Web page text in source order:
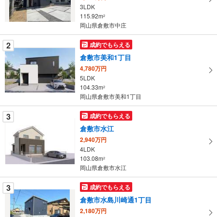
・
条
件
を
マ
イ
ペ
ー
に
保
る
3LDK
115.92m2
岡山県倉敷市中庄
2 成約でもらえる
倉敷市美和1丁目
4,780万円
5LDK
104.33m2
岡山県倉敷市美和1丁目
3 成約でもらえる
倉敷市水江
2,940万円
4LDK
103.08m2
岡山県倉敷市水江
3 成約でもらえる
倉敷市水島川崎通1丁目
2,180万円